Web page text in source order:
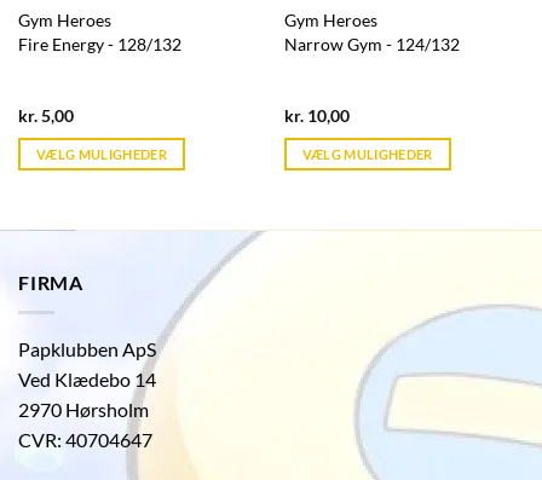
Gym Heroes
Fire Energy - 128/132
kr.5,00Current
is:
kr. 39,95.
VÆLG MULIGHEDER
Gym Heroes
Narrow Gym - 124/132
kr.10,00Current
is:
kr. 39,95.
VÆLG MULIGHEDER
FIRMA
Papklubben ApS
Ved Klædebo 14
2970 Hørsholm
CVR: 40704647